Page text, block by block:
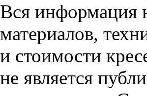
Вся информация
материалов,
и стоимости
не является